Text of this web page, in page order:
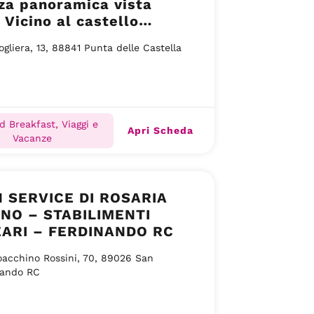
panoramica vista
Vicino al castello
13, 88841 Punta delle Castella
Breakfast, Viaggi e
Vacanze
Apri Scheda
SERVICE DI ROSARIA
– STABILIMENTI
– FERDINANDO RC
Rossini, 70, 89026 San
RC